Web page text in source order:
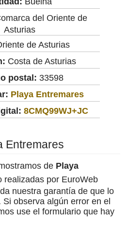
del Oriente de
Asturias
de Asturias
Costa de Asturias
postal: 33598
Playa Entremares
8CMQ99WJ+JC
Entremares
de Playa
realizadas por EuroWeb
nuestra garantía de que lo
observa algún error en el
use el formulario que hay